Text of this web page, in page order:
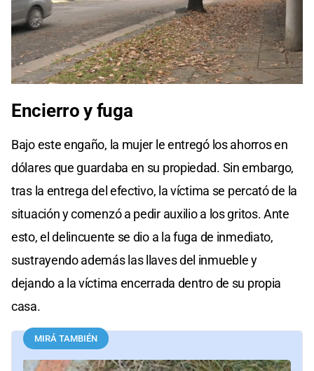
Encierro y fuga
Bajo este engaño, la mujer le entregó los ahorros en
dólares que guardaba en su propiedad. Sin embargo,
tras la entrega del efectivo, la víctima se percató de la
situación y comenzó a pedir auxilio a los gritos. Ante
esto, el delincuente se dio a la fuga de inmediato,
sustrayendo además las llaves del inmueble y
dejando a la víctima encerrada dentro de su propia
casa.
MIRÁ TAMBIÉN